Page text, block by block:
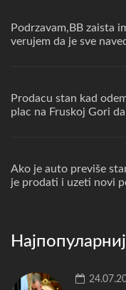
Podrzavam,BB zaista
verujem da je sve
Prodacu stan kad
plac na Fruskoj Gori
Ako je auto previše
je prodati i uzeti novi